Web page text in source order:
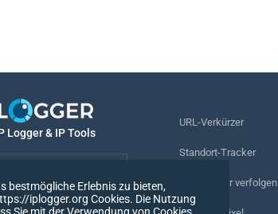
Logger & IP Tools
URL-Verkürzer
Standort-Tracker
Rufnummer verfolgen
bestmögliche Erlebnis zu bieten,
iplogger.org Cookies. Die Nutzung